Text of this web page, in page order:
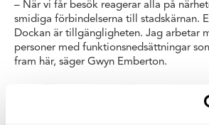
– När vi får besök reagerar alla på
smidiga förbindelserna till stadskärnan.
Dockan är tillgängligheten. Jag arbetar
personer med funktionsnedsättningar
fram här, säger Gwyn Emberton.